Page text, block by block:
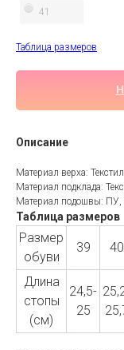
41
Таблица размеров
Описание
Материал верха:
Материал подклада:
Материал подошвы:
Таблица размеров
Размер
обуви
39 40
Длина
стопы
(см)
24,5-
25